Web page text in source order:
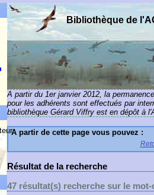
A partir du 1er janvier 2012, la
pour les adhérents sont effectués par
bibliothèque Gérard Viffry est en dépôt à
A partir de cette page vous pouvez :
Résultat de la recherche
47 résultat(s) recherche sur le
Bibliothèque de